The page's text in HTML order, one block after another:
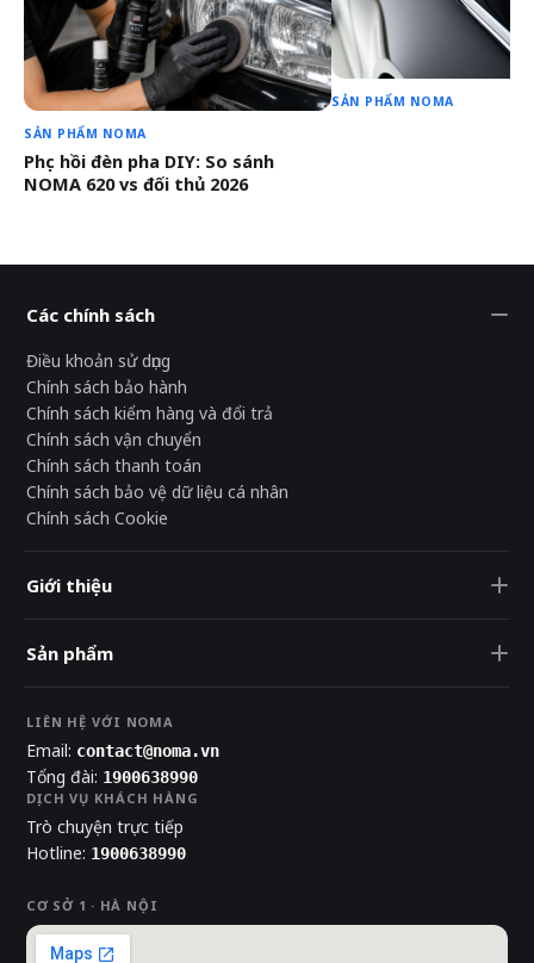
SẢN PHẨM NOMA
Phục hồi đèn pha DIY: So sánh
NOMA 620 vs đối thủ 2026
SẢN PHẨM NOMA
Các chính sách
Điều khoản sử dụng
Chính sách bảo hành
Chính sách kiểm hàng và đổi trả
Chính sách vận chuyển
Chính sách thanh toán
Chính sách bảo vệ dữ liệu cá nhân
Chính sách Cookie
Giới thiệu
Sản phẩm
LIÊN HỆ VỚI NOMA
Email: contact@noma.vn
Tổng đài: 1900638990
DỊCH VỤ KHÁCH HÀNG
Trò chuyện trực tiếp
Hotline: 1900638990
CƠ SỞ 1 · HÀ NỘI